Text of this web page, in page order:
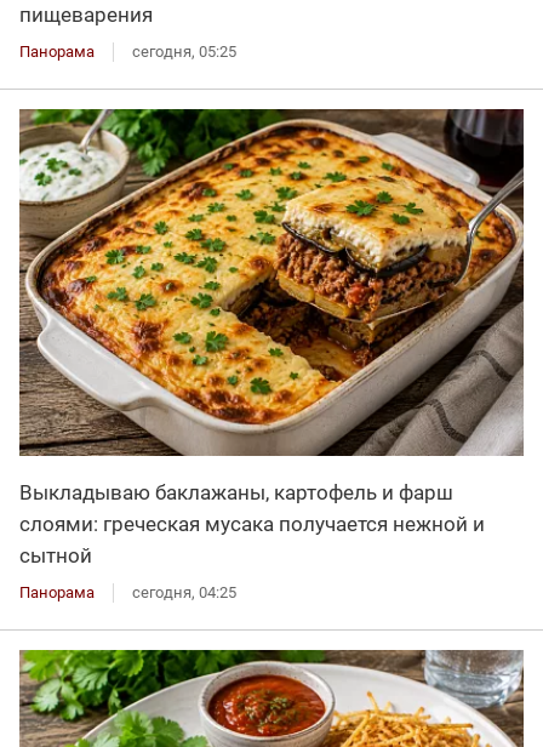
пищеварения
Панорама сегодня, 05:25
Выкладываю баклажаны, картофель и фарш
слоями: греческая мусака получается нежной и
сытной
Панорама сегодня, 04:25